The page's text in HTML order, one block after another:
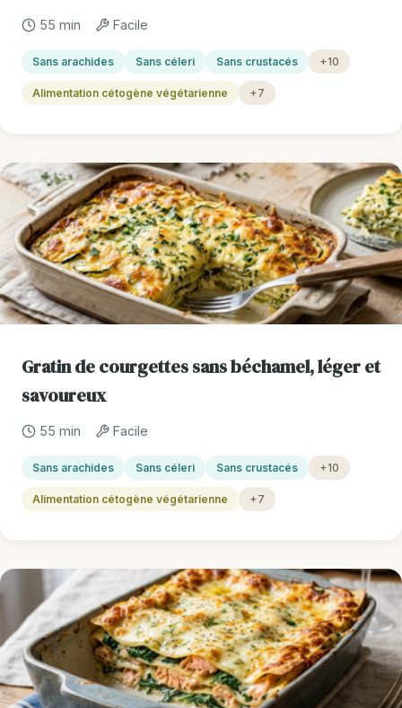
55 min Facile
Sans arachides Sans céleri Sans crustacés +10
Alimentation cétogène végétarienne +7
Gratin de courgettes sans béchamel, léger et
savoureux
55 min Facile
Sans arachides Sans céleri Sans crustacés +10
Alimentation cétogène végétarienne +7